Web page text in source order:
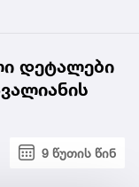
დეტალები
9 წუთის წინ